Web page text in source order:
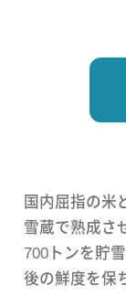
国内屈指の米
雪蔵で熟成さ
700トンを貯
後の鮮度を保